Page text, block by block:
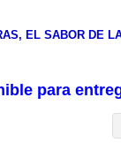
EL SABOR DE
para